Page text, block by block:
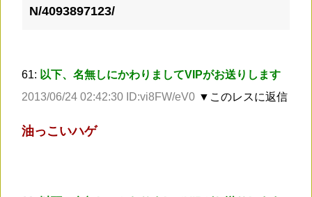
N/4093897123/
61: 以下、名無しにかわりましてVIPがお送りします
2013/06/24 02:42:30 ID:vi8FW/eV0 ▼このレスに返信
油っこいハゲ